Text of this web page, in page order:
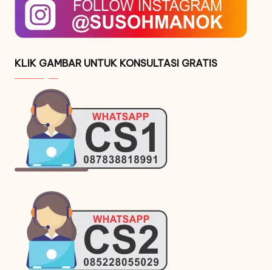
KLIK GAMBAR UNTUK KONSULTASI GRATIS